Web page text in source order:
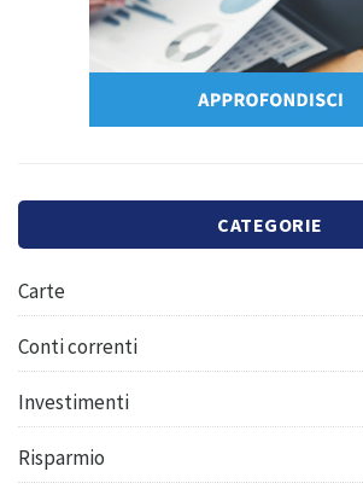
CATEGORIE
Carte
Conti correnti
Investimenti
Risparmio